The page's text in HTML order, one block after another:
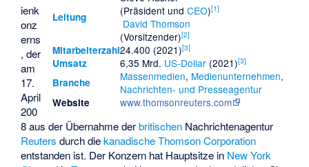
Leitung
(Präsident und CEO)[1]
David Thomson
(Vorsitzender)[2]
Mitarbeiterzahl24.400 (2021)[3]
Umsatz 6,35 Mrd. US-Dollar(2021)[3]
Branche Massenmedien, Medienunternehmen,
Nachrichten- und Presseagentur
Website www.thomsonreuters.com
ienk
onz
erns
, der
am
17.
April
200
8 aus der Übernahme derbritischen Nachrichtenagentur
Reuters durch diekanadische Thomson Corporation
entstanden ist. Der Konzern hat Hauptsitze in New York